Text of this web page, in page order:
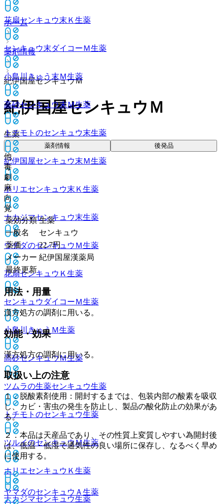
花扇センキュウ末Ｋ 生薬
センキュウ末ダイコーＭ生薬
小島川きゅう末Ｍ生薬
高砂センキュウ末Ｍ生薬
トチモトのセンキュウ末生薬
紀伊国屋センキュウ末Ｍ生薬
ホリエセンキュウ末Ｋ 生薬
ナカジマセンキュウ末生薬
ウチダのセンキュウＭ生薬
花扇センキュウＫ 生薬
センキュウダイコーＭ生薬
小島川きゅうＭ生薬
高砂センキュウＭ生薬
ツムラの生薬センキュウ生薬
トチモトのセンキュウ生薬
ツルイのセンキュウＭ生薬
ホリエセンキュウＫ 生薬
ナカジマセンキュウ生薬
ホーム
薬剤情報
紀伊国屋センキュウＭ
紀伊国屋センキュウＭ
生薬
薬剤情報 後発品
他
毒
劇
麻
向
覚
薬効分類 生薬
一般名
センキュウ
薬価
22.7円
メーカー 紀伊国屋漢薬局
最終更新
用法・用量
漢方処方の調剤に用いる。
効能・効果
漢方処方の調剤に用いる。
取扱い上の注意
１．脱酸素剤使用：開封するまでは、包装内部の酸素を吸収
し、カビ・害虫の発生を防止し、製品の酸化防止の効果があ
る。
２．本品は天産品であり、その性質上変質しやすい為開封後
は、低温・低湿で通気性の良い場所に保存し、なるべく早め
に使用する。
ヤマダのセンキュウＡ 生薬